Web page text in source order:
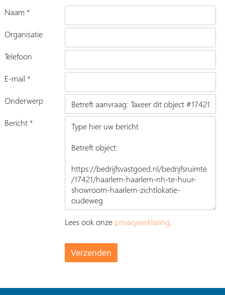
Naam *
Organisatie
Telefoon
E-mail *
Onderwerp
Bericht *
Lees ook onze privacyverklaring